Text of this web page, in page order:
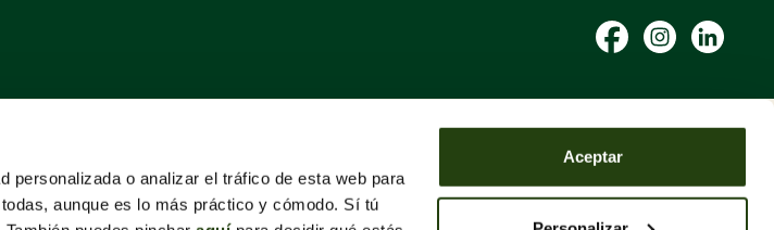
personalizada o analizar el tráfico de esta web para
aunque es lo más práctico y cómodo. Sí tú
Aceptar